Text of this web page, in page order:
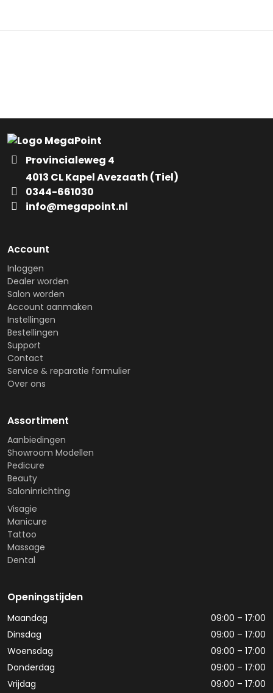
Provincialeweg 4
4013 CL Kapel Avezaath (Tiel)
0344-661030
info@megapoint.nl
Account
Inloggen
Dealer worden
Salon worden
Account aanmaken
Instellingen
Bestellingen
Support
Contact
Service & reparatie formulier
Over ons
Assortiment
Aanbiedingen
Showroom Modellen
Pedicure
Beauty
Saloninrichting
Visagie
Manicure
Tattoo
Massage
Dental
Openingstijden
Maandag
09:00 – 17:00
Dinsdag
09:00 – 17:00
Woensdag
09:00 – 17:00
Donderdag
09:00 – 17:00
Vrijdag
09:00 – 17:00